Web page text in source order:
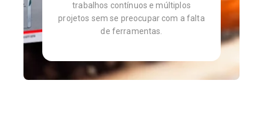
trabalhos contínuos e múltiplos
projetos sem se preocupar com a falta
de ferramentas.